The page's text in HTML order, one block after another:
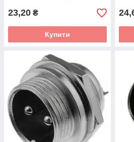
23,20 ₴
Купити